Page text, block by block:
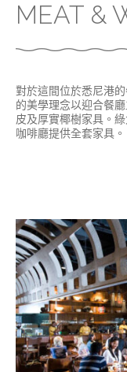
MEAT &
對於這間位於悉尼港
的美學理念以迎合餐
皮及厚實椰樹家具。
咖啡廳提供全套家具。